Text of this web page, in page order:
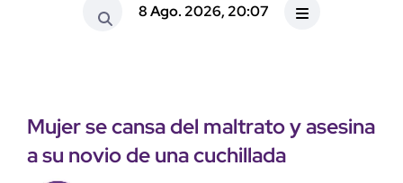
8 Ago. 2026, 20:07
Mujer se cansa del maltrato y asesina
a su novio de una cuchillada